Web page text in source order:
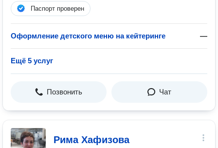
Паспорт проверен
Оформление детского меню на кейтеринге —
Ещё 5 услуг
Позвонить Чат
Рима Хафизова